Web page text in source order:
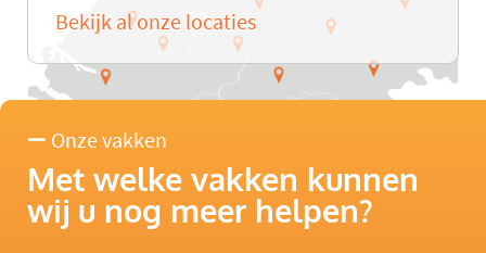
Bekijk al onze locaties
Onze vakken
Met welke vakken kunnen
wij u nog meer helpen?